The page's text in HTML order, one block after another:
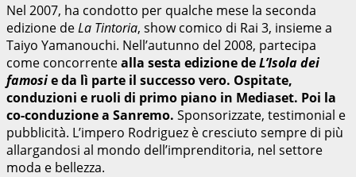
Nel 2007, ha condotto per qualche mese la seconda
edizione deLa Tintoria, show comico di Rai 3, insieme a
Taiyo Yamanouchi. Nell’autunno del 2008, partecipa
come concorrentealla sesta edizione deL’Isola dei
famosie da lì parte il successo vero. Ospitate,
conduzioni e ruoli di primo piano in Mediaset. Poi la
co-conduzione a Sanremo. Sponsorizzate, testimonial e
pubblicità. L’impero Rodriguez è cresciuto sempre di più
allargandosi al mondo dell’imprenditoria, nel settore
moda e bellezza.